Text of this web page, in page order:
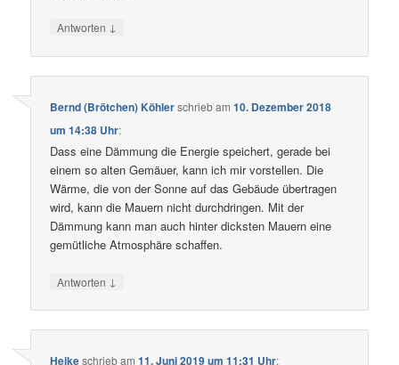
Antworten ↓
Bernd (Brötchen) Köhlerschriebam10. Dezember 2018
um 14:38 Uhr:
Dass eine Dämmung die Energie speichert, gerade bei
einem so alten Gemäuer, kann ich mir vorstellen. Die
Wärme, die von der Sonne auf das Gebäude übertragen
wird, kann die Mauern nicht durchdringen. Mit der
Dämmung kann man auch hinter dicksten Mauern eine
gemütliche Atmosphäre schaffen.
Antworten ↓
Heikeschriebam11. Juni 2019 um 11:31 Uhr: